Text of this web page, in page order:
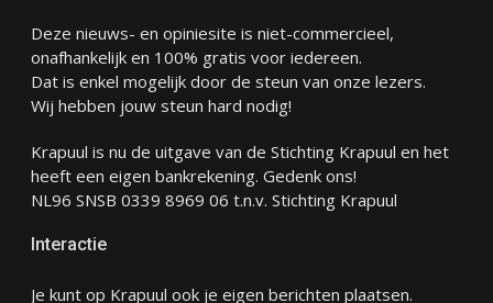
Deze nieuws- en opiniesite is niet-commercieel,
onafhankelijk en 100% gratis voor iedereen.
Dat is enkel mogelijk door de steun van onze lezers.
Wij hebben jouw steun hard nodig!
Krapuul is nu de uitgave van de Stichting Krapuul en het
heeft een eigen bankrekening. Gedenk ons!
NL96 SNSB 0339 8969 06 t.n.v. Stichting Krapuul
Interactie
Je kunt op Krapuul ook je eigen berichten plaatsen.